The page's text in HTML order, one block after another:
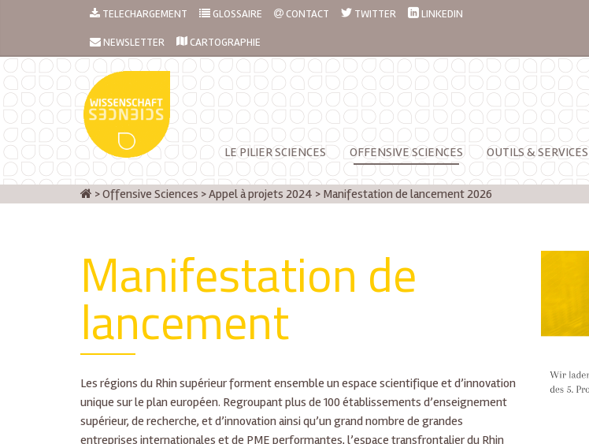
TELECHARGEMENT GLOSSAIRE CONTACT TWITTER LINKEDIN
NEWSLETTER CARTOGRAPHIE
LE PILIER SCIENCES OFFENSIVE SCIENCES OUTILS & SERVICES
>Offensive Sciences >Appel à projets 2024 > Manifestation de lancement 2026
Manifestation de
lancement
Les régions du Rhin supérieur forment ensemble un espace scientifique et d’innovation
unique sur le plan européen. Regroupant plus de 100 établissements d’enseignement
supérieur, de recherche, et d’innovation ainsi qu’un grand nombre de grandes
entreprises internationales et de PME performantes, l’espace transfrontalier du Rhin